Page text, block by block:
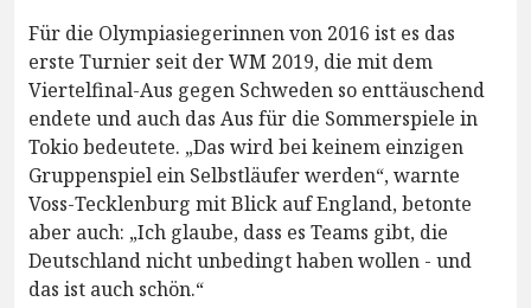
Für die Olympiasiegerinnen von 2016 ist es das
erste Turnier seit der WM 2019, die mit dem
Viertelfinal-Aus gegen Schweden so enttäuschend
endete und auch das Aus für die Sommerspiele in
Tokio bedeutete. „Das wird bei keinem einzigen
Gruppenspiel ein Selbstläufer werden“, warnte
Voss-Tecklenburg mit Blick auf England, betonte
aber auch: „Ich glaube, dass es Teams gibt, die
Deutschland nicht unbedingt haben wollen - und
das ist auch schön.“